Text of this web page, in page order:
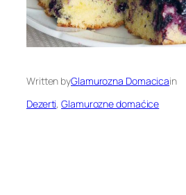
Written byGlamurozna Domacicain
Dezerti, Glamurozne domaćice